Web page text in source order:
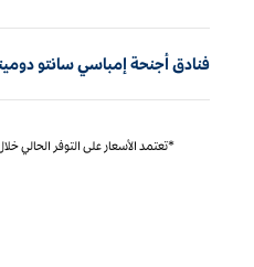
فنادق أجنحة إمباسي سانتو
*تعتمد الأسعار على التوفر الحالي خلال الـ30 يومًا القادمة وهي عرضة للتغيير. الرجاء إدخال التواريخ الدقيقة للتسعير